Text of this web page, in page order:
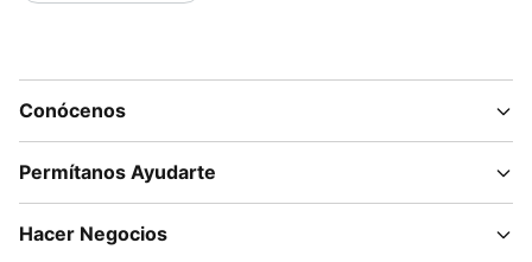
Conócenos
Permítanos Ayudarte
Hacer Negocios